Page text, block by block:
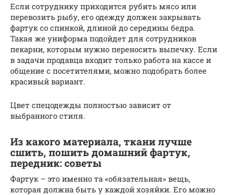
Если сотруднику приходится рубить мясо или
перевозить рыбу, его одежду должен закрывать
фартук со спинкой, длиной до середины бедра.
Такая же униформа подойдет для сотрудников
пекарни, которым нужно переносить выпечку. Если
в задачи продавца входит только работа на кассе и
общение с посетителями, можно подобрать более
красивый вариант.
Цвет спецодежды полностью зависит от
выбранного стиля.
Из какого материала, ткани лучше
сшить, пошить домашний фартук,
передник: советы
Фартук – это именно та «обязательная» вещь,
которая должна быть у каждой хозяйки. Его можно